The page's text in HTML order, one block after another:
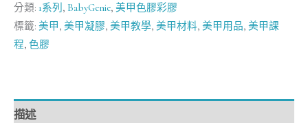
分類: 1系列 , BabyGenie, 美甲色膠彩膠
標籤: 美甲, 美甲凝膠, 美甲教學, 美甲材料, 美甲用品, 美甲課
程, 色膠
描述